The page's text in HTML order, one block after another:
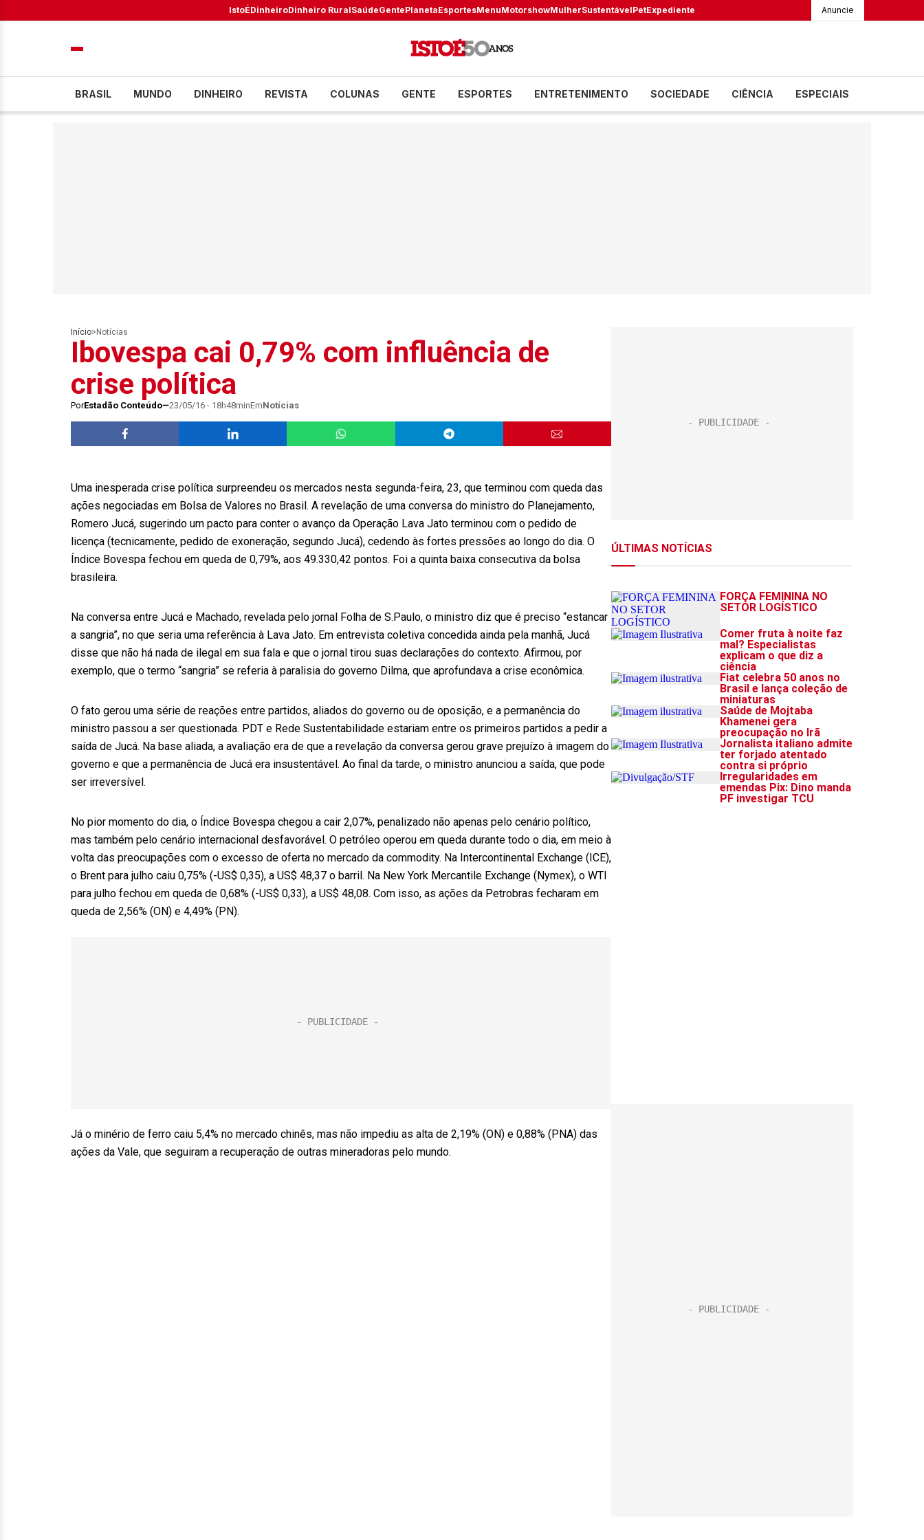
IstoÉDinheiroDinheiro RuralSaúdeGentePlanetaEsportesMenuMotorshowMulherSustentávelPetExpediente Anuncie
BRASIL MUNDO DINHEIRO REVISTA COLUNAS GENTE ESPORTES ENTRETENIMENTO SOCIEDADE CIÊNCIA ESPECIAIS
Início> Notícias
Ibovespa cai 0,79% com influência de
crise política
PorEstadão Conteúdo 23/05/16 - 18h48minEmNotícias
Uma inesperada crise política surpreendeu os mercados nesta segunda-feira, 23, que terminou com queda das
ações negociadas em Bolsa de Valores no Brasil. A revelação de uma conversa do ministro do Planejamento,
Romero Jucá, sugerindo um pacto para conter o avanço da Operação Lava Jato terminou com o pedido de
licença (tecnicamente, pedido de exoneração, segundo Jucá), cedendo às fortes pressões ao longo do dia. O
Índice Bovespa fechou em queda de 0,79%, aos 49.330,42 pontos. Foi a quinta baixa consecutiva da bolsa
brasileira.
Na conversa entre Jucá e Machado, revelada pelo jornal Folha de S.Paulo, o ministro diz que é preciso “estancar
a sangria”, no que seria uma referência à Lava Jato. Em entrevista coletiva concedida ainda pela manhã, Jucá
disse que não há nada de ilegal em sua fala e que o jornal tirou suas declarações do contexto. Afirmou, por
exemplo, que o termo “sangria” se referia à paralisia do governo Dilma, que aprofundava a crise econômica.
O fato gerou uma série de reações entre partidos, aliados do governo ou de oposição, e a permanência do
ministro passou a ser questionada. PDT e Rede Sustentabilidade estariam entre os primeiros partidos a pedir a
saída de Jucá. Na base aliada, a avaliação era de que a revelação da conversa gerou grave prejuízo à imagem do
governo e que a permanência de Jucá era insustentável. Ao final da tarde, o ministro anunciou a saída, que pode
ser irreversível.
No pior momento do dia, o Índice Bovespa chegou a cair 2,07%, penalizado não apenas pelo cenário político,
mas também pelo cenário internacional desfavorável. O petróleo operou em queda durante todo o dia, em meio à
volta das preocupações com o excesso de oferta no mercado da commodity. Na Intercontinental Exchange (ICE),
o Brent para julho caiu 0,75% (-US$ 0,35), a US$ 48,37 o barril. Na New York Mercantile Exchange (Nymex), o WTI
para julho fechou em queda de 0,68% (-US$ 0,33), a US$ 48,08. Com isso, as ações da Petrobras fecharam em
queda de 2,56% (ON) e 4,49% (PN).
Já o minério de ferro caiu 5,4% no mercado chinês, mas não impediu as alta de 2,19% (ON) e 0,88% (PNA) das
ações da Vale, que seguiram a recuperação de outras mineradoras pelo mundo.